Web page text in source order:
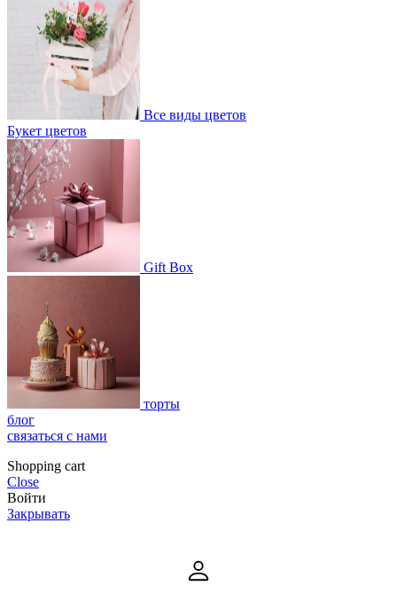
Все виды цветов
Букет цветов
Gift Box
торты
блог
связаться с нами
Shopping cart
Close
Войти
Закрывать